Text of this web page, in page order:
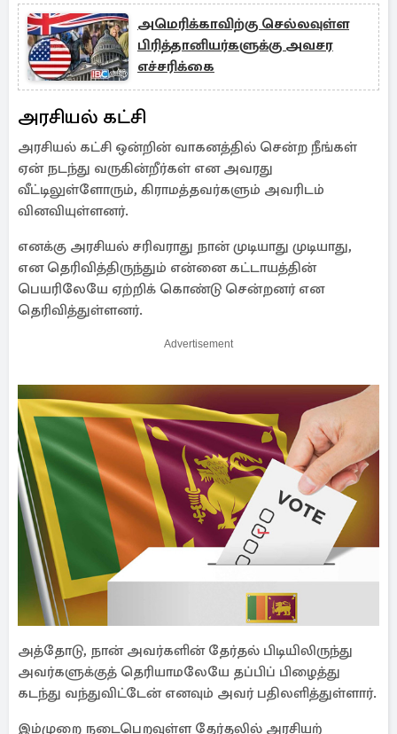
அமெரிக்காவிற்கு செல்லவுள்ள
பிரித்தானியர்களுக்கு அவசர
எச்சரிக்கை
அரசியல் கட்சி
அரசியல் கட்சி ஒன்றின் வாகனத்தில் சென்ற நீங்கள்
ஏன் நடந்து வருகின்றீர்கள் என அவரது
வீட்டிலுள்ளோரும், கிராமத்தவர்களும் அவரிடம்
வினவியுள்ளனர்.
எனக்கு அரசியல் சரிவராது நான் முடியாது முடியாது,
என தெரிவித்திருந்தும் என்னை கட்டாயத்தின்
பெயரிலேயே ஏற்றிக் கொண்டு சென்றனர் என
தெரிவித்துள்ளனர்.
Advertisement
அத்தோடு, நான் அவர்களின் தேர்தல் பிடியிலிருந்து
அவர்களுக்குத் தெரியாமலேயே தப்பிப் பிழைத்து
கடந்து வந்துவிட்டேன் எனவும் அவர் பதிலளித்துள்ளார்.
இம்முறை நடைபெறவுள்ள தேர்தலில் அரசியற்